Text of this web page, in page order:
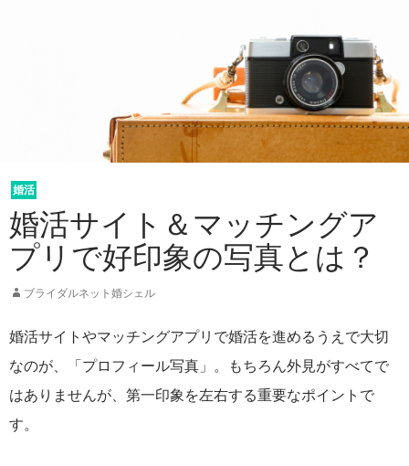
婚活
婚活サイト＆マッチングア
プリで好印象の写真とは？
ブライダルネット婚シェル
婚活サイトやマッチングアプリで婚活を進めるうえで大切
なのが、「プロフィール写真」。もちろん外見がすべてで
はありませんが、第一印象を左右する重要なポイントで
す。